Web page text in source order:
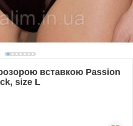
вставкою Passion
size L